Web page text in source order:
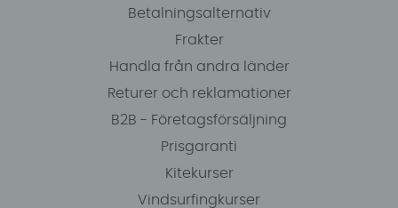
Betalningsalternativ
Frakter
Handla från andra länder
Returer och reklamationer
B2B - Företagsförsäljning
Prisgaranti
Kitekurser
Vindsurfingkurser